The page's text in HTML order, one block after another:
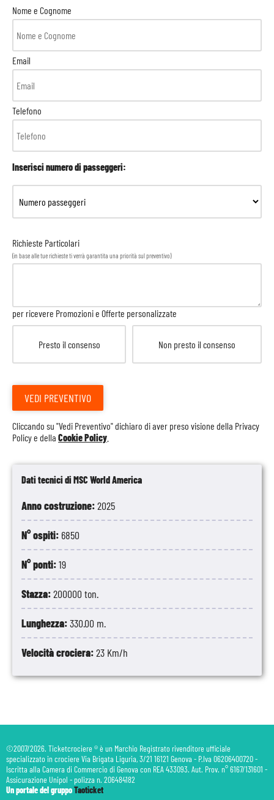
Dati tecnici di MSC World America
Anno costruzione:2025
N° ospiti: 6850
N° ponti:19
Stazza:200000 ton.
Lunghezza:330.00 m.
Velocità crociera:23 Km/h
Nome e Cognome
Email
Telefono
Inserisci numero di passeggeri:
Richieste Particolari
(in base alle tue richieste ti verrà garantita una priorità sul preventivo)
per ricevere Promozioni e Offerte personalizzate
Presto il consenso Non presto il consenso
VEDI PREVENTIVO
Cliccando su "Vedi Preventivo" dichiaro di aver preso visione della Privacy
Policye della Cookie Policy
©2007/2026. Ticketcrociere ® è un Marchio Registrato rivenditore ufficiale
specializzato in crociere Via Brigata Liguria, 3/21 16121 Genova - P.Iva 06206400720 -
Iscritta alla Camera di Commercio di Genova con REA 433093. Aut. Prov. n° 6167/131601 -
Assicurazione Unipol - polizza n. 206484182
Un portale del gruppoTaoticket